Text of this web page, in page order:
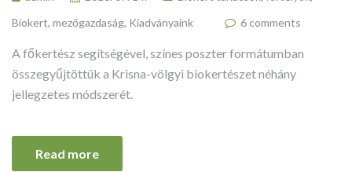
Biokert, mezőgazdaság, Kiadványaink 6 comments
A főkertész segítségével, színes poszter formátumban
összegyűjtöttük a Krisna-völgyi biokertészet néhány
jellegzetes módszerét.
Read more